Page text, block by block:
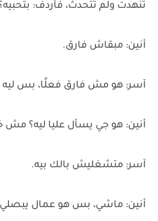
تنهدت ولم تتحدث، فأردف:
أنين: مبقاش فارق.
آسر: هو مش فارق فعلًا، بس ليه
أنين: هو جي يسأل عليا ليه؟ مش
آسر: متشغليش بالك بيه.
أنين: ماشي، بس هو عمال